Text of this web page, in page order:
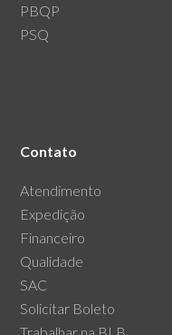
PBQP
PSQ
Contato
Atendimento
Expedição
Financeiro
Qualidade
SAC
Solicitar Boleto